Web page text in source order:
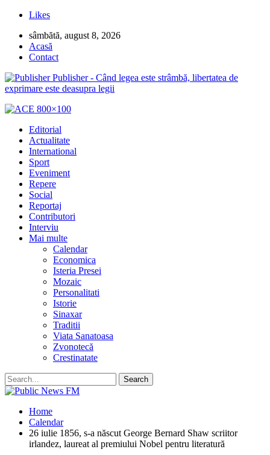
Likes
sâmbătă, august 8, 2026
Acasă
Contact
Publisher - Când legea este strâmbă, libertatea de
exprimare este deasupra legii
Editorial
Actualitate
International
Sport
Eveniment
Repere
Social
Reportaj
Contributori
Interviu
Mai multe
Calendar
Economica
Isteria Presei
Mozaic
Personalitati
Istorie
Sinaxar
Traditii
Viata Sanatoasa
Zvonotecă
Crestinatate
Home
Calendar
26 iulie 1856, s-a născut George Bernard Shaw scriitor
irlandez, laureat al premiului Nobel pentru literatură